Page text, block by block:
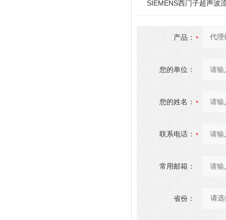
SIEMENS西门子超声波
产品：
您的单位：
您的姓名：
联系电话：
常用邮箱：
省份：